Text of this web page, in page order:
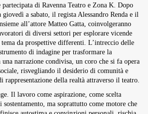
di Ravenna Teatro e Zona K. Dopo
a sabato, il regista Alessandro Renda e il
all’attore Matteo Gatta, coinvolgeranno
di diversi settori per esplorare vicende
da prospettive differenti. L’intreccio delle
di indagine per trasformare la
narrazione condivisa, un coro che si fa opera
risvegliando il desiderio di comunità e
rappresentazione della realtà attraverso il teatro.
Il lavoro come aspirazione, come scelta
ma soprattutto come motore che